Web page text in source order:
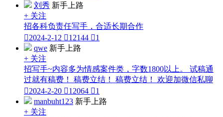
刘秀 新手上路
+ 关注
招各科负责任写手，合适长期合作
2024-2-12 12144 1
qwe 新手上路
+ 关注
招写手~内容多为情感案件类，字数1800以上。 试稿通
过就有稿费！ 稿费立结！ 稿费立结！ 欢迎加微信私聊
2024-2-20 12064 1
manbuht123 新手上路
+ 关注